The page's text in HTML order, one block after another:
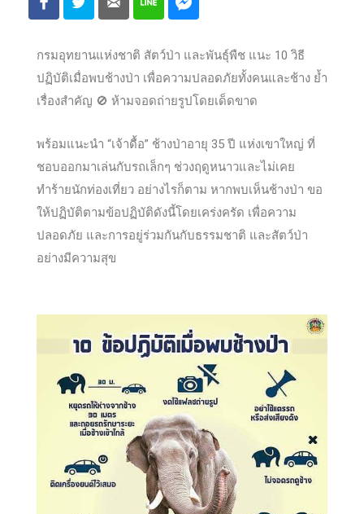
กรมอุทยานแห่งชาติ สัตว์ป่า และพันธุ์พืช แนะ 10 วิธี
ปฏิบัติเมื่อพบช้างป่า เพื่อความปลอดภัยทั้งคนและช้าง ย้ำ
เรื่องสำคัญ 🚫 ห้ามจอดถ่ายรูปโดยเด็ดขาด
พร้อมแนะนำ “เจ้าดื้อ” ช้างป่าอายุ 35 ปี แห่งเขาใหญ่ ที่
ชอบออกมาเล่นกับรถเล็กๆ ช่วงฤดูหนาวและไม่เคย
ทำร้ายนักท่องเที่ยว อย่างไรก็ตาม หากพบเห็นช้างป่า ขอ
ให้ปฏิบัติตามข้อปฏิบัติดังนี้โดยเคร่งครัด เพื่อความ
ปลอดภัย และการอยู่ร่วมกันกับธรรมชาติ และสัตว์ป่า
อย่างมีความสุข